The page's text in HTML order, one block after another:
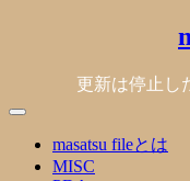
更新は停止し
masatsu fileとは
MISC